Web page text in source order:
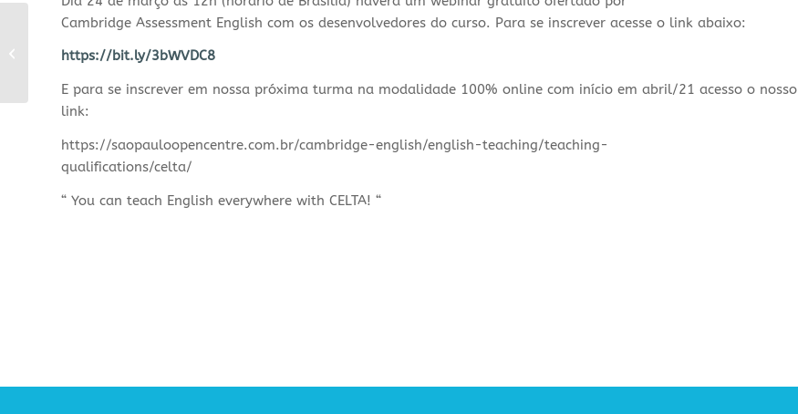
Cambridge Assessment English com os desenvolvedores do curso. Para se inscrever acesse o link abaixo:
https://bit.ly/3bWVDC8
E para se inscrever em nossa próxima turma na modalidade 100% online com início em abril/21 acesso o nosso
link:
https://saopauloopencentre.com.br/cambridge-english/english-teaching/teaching-
qualifications/celta/
“ You can teach English everywhere with CELTA! “
Bilingual Learners